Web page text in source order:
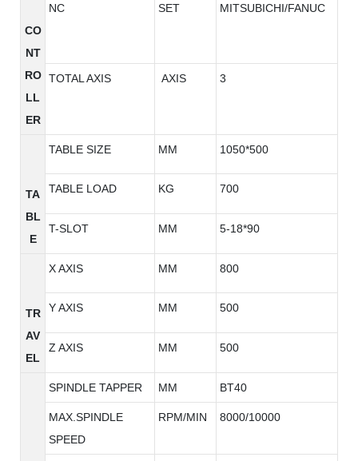
CO
NT
RO
LL
ER
NC SET MITSUBICHI/FANUC
TOTAL AXIS AXIS 3
TA
BL
E
TABLE SIZE MM 1050*500
TABLE LOAD KG 700
T-SLOT MM 5-18*90
TR
AV
EL
X AXIS MM 800
Y AXIS MM 500
Z AXIS MM 500
SPINDLE TAPPER MM BT40
MAX.SPINDLE
SPEED
RPM/MIN 8000/10000